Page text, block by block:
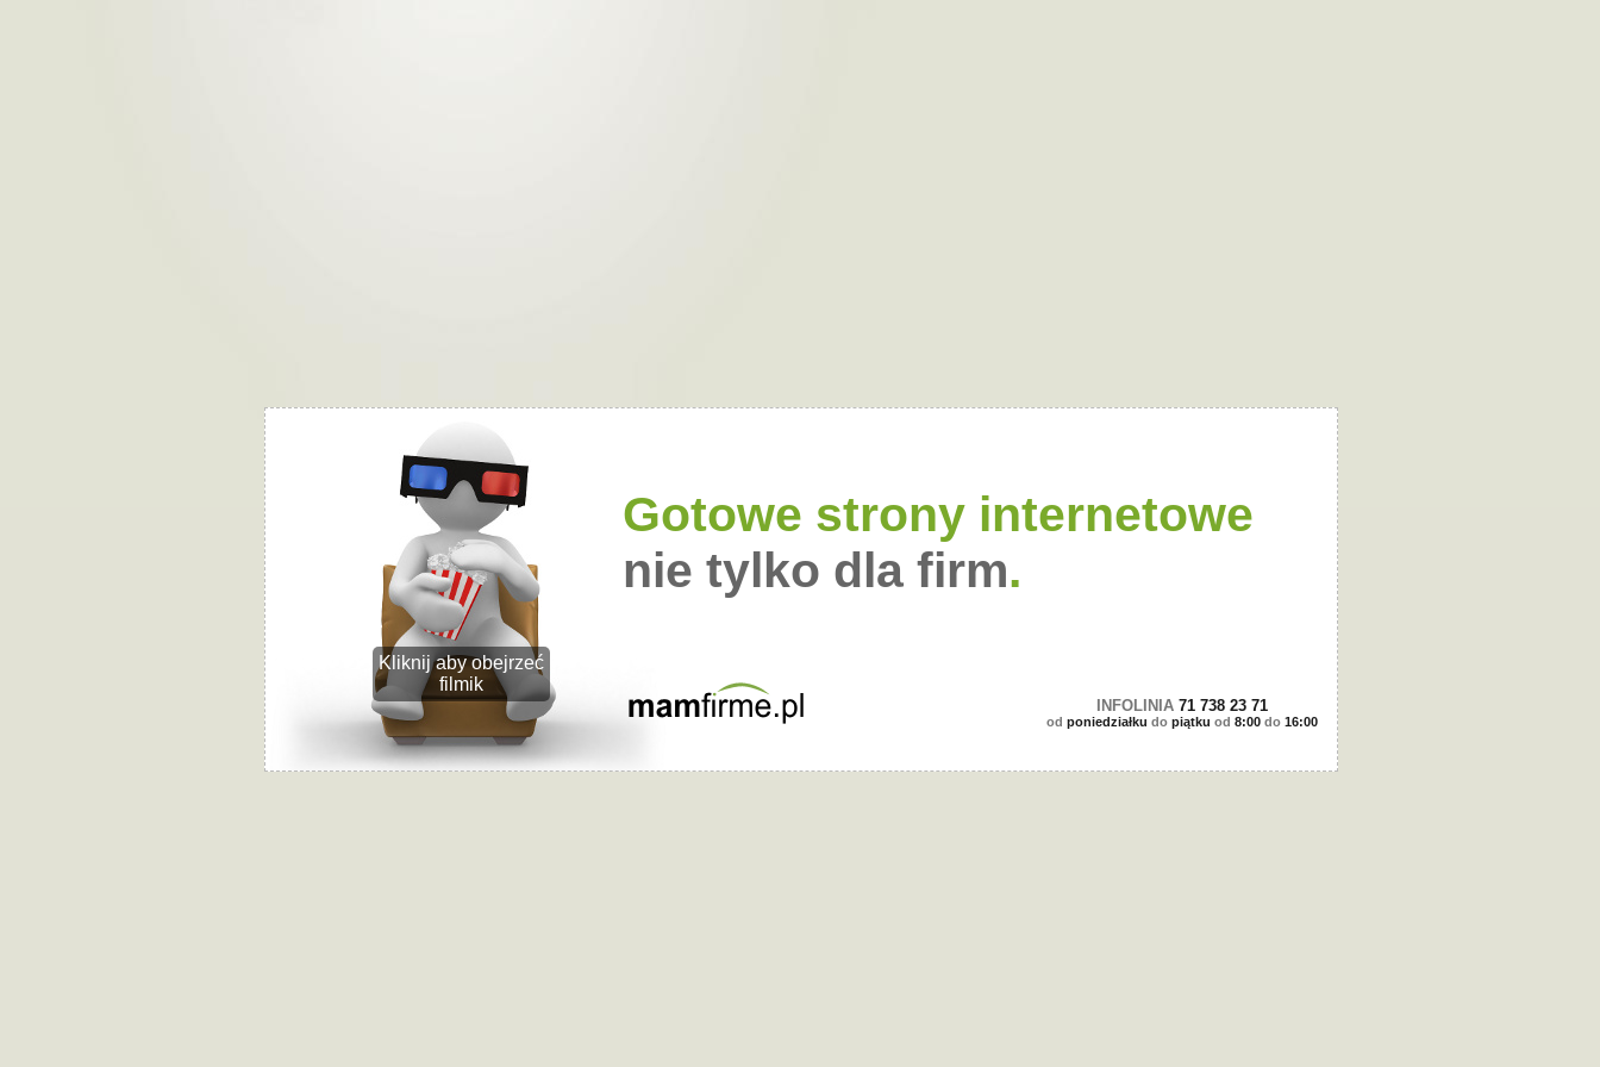
Kliknij aby obejrzeć
filmik
Gotowe strony internetowe
nie tylko dla firm.
INFOLINIA 71 738 23 71
od poniedziałku do piątku od 8:00 do 16:00